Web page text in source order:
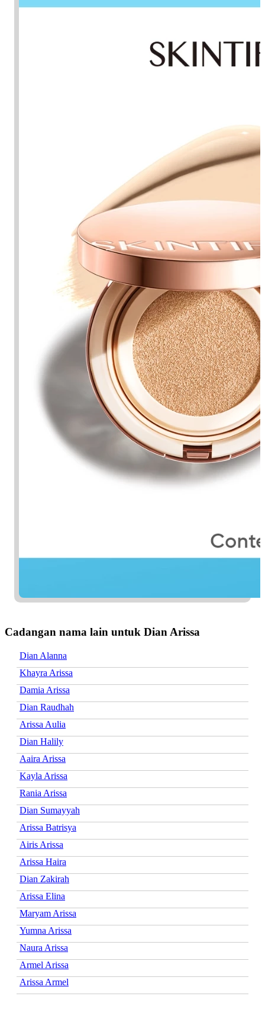
Cadangan nama lain untuk Dian Arissa
Dian Alanna
Khayra Arissa
Damia Arissa
Dian Raudhah
Arissa Aulia
Dian Halily
Aaira Arissa
Kayla Arissa
Rania Arissa
Dian Sumayyah
Arissa Batrisya
Airis Arissa
Arissa Haira
Dian Zakirah
Arissa Elina
Maryam Arissa
Yumna Arissa
Naura Arissa
Armel Arissa
Arissa Armel